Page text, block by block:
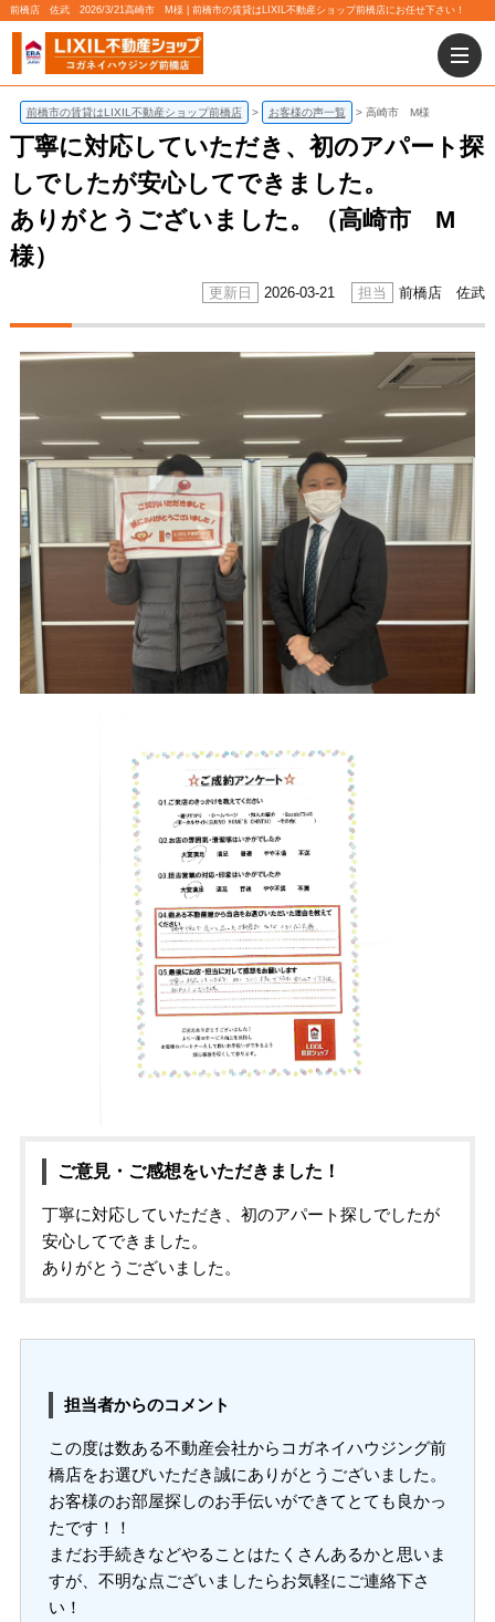
前橋店 佐武 2026/3/21高崎市 M様 | 前橋市の賃貸はLIXIL不動産ショップ前橋店にお任せ下さい！
前橋市の賃貸はLIXIL不動産ショップ前橋店 お客様の声一覧 高崎市 M様
丁寧に対応していただき、初のアパート探
しでしたが安心してできました。
ありがとうございました。（高崎市 M
様）
2026-03-21 前橋店 佐武
ご意見・ご感想をいただきました！
丁寧に対応していただき、初のアパート探しでしたが
安心してできました。
ありがとうございました。
担当者からのコメント
この度は数ある不動産会社からコガネイハウジング前
橋店をお選びいただき誠にありがとうございました。
お客様のお部屋探しのお手伝いができてとても良かっ
たです！！
まだお手続きなどやることはたくさんあるかと思いま
すが、不明な点ございましたらお気軽にご連絡下さ
い！